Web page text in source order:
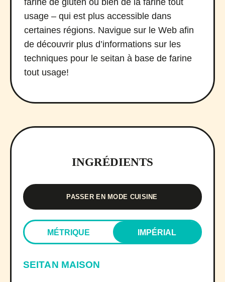
farine de gluten ou bien de la farine tout
usage – qui est plus accessible dans
certaines régions. Navigue sur le Web afin
de découvrir plus d’informations sur les
techniques pour le seitan à base de farine
tout usage!
INGRÉDIENTS
PASSER EN MODE CUISINE
MÉTRIQUE IMPÉRIAL
SEITAN MAISON